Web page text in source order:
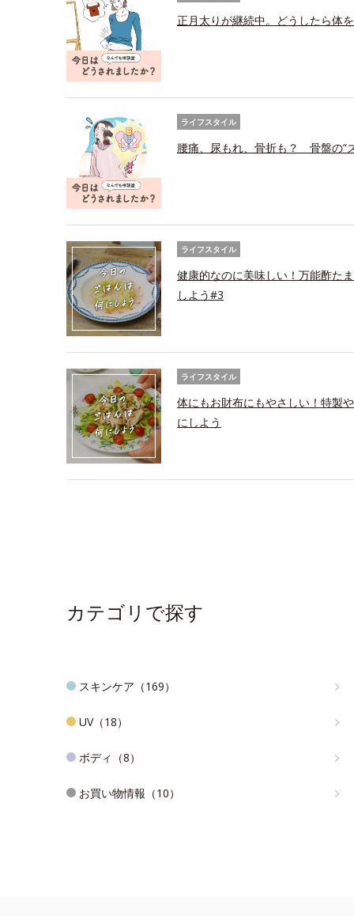
正月太りが継続中。どうしたら体
ライフスタイル
腰痛、尿もれ、骨折も？ 骨盤の“
ライフスタイル
健康的なのに美味しい！万能酢た
しよう#3
ライフスタイル
体にもお財布にもやさしい！特製
にしよう
カテゴリで探す
スキンケア（169）
UV（18）
ボディ（8）
お買い物情報（10）